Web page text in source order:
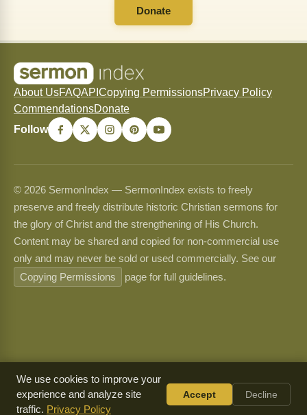
Donate
About UsFAQAPI Copying PermissionsPrivacy Policy
CommendationsDonate
Follow
© 2026 SermonIndex — SermonIndex exists to freely
preserve and freely distribute historic Christian sermons for
the glory of Christ and the strengthening of His Church.
Content may be shared and copied for non-commercial use
only and may never be sold or used commercially. See our
Copying Permissions
page for full guidelines.
We use cookies to improve your
experience and analyze site
traffic. Privacy Policy
Accept Decline